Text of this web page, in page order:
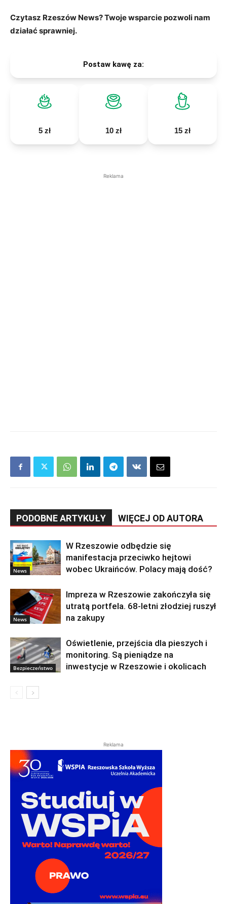
Czytasz Rzeszów News? Twoje wsparcie pozwoli nam
działać sprawniej.
Postaw kawę za:
5 zł 10 zł 15 zł
Reklama
PODOBNE ARTYKUŁY WIĘCEJ OD AUTORA
News
W Rzeszowie odbędzie się
manifestacja przeciwko hejtowi
wobec Ukraińców. Polacy mają dość?
News
Impreza w Rzeszowie zakończyła się
utratą portfela. 68-letni złodziej ruszył
na zakupy
Bezpieczeństwo
Oświetlenie, przejścia dla pieszych i
monitoring. Są pieniądze na
inwestycje w Rzeszowie i okolicach
Reklama